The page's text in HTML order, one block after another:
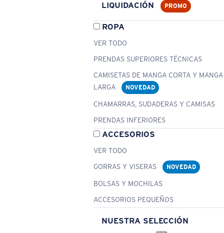
LIQUIDACIÓN PROMO
ROPA
VER TODO
PRENDAS SUPERIORES TÉCNICAS
CAMISETAS DE MANGA CORTA Y MANGA
LARGA
NOVEDAD
CHAMARRAS, SUDADERAS Y CAMISAS
PRENDAS INFERIORES
ACCESORIOS
VER TODO
GORRAS Y VISERAS
NOVEDAD
BOLSAS Y MOCHILAS
ACCESORIOS PEQUEÑOS
NUESTRA SELECCIÓN